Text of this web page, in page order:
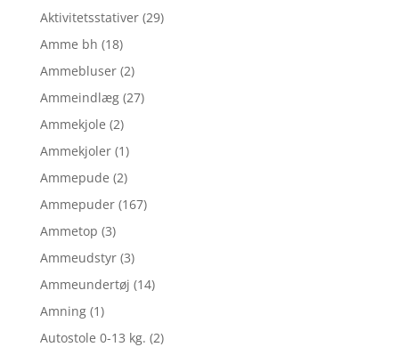
Aktivitetsstativer (29)
Amme bh (18)
Ammebluser (2)
Ammeindlæg (27)
Ammekjole (2)
Ammekjoler (1)
Ammepude (2)
Ammepuder (167)
Ammetop (3)
Ammeudstyr (3)
Ammeundertøj (14)
Amning (1)
Autostole 0-13 kg. (2)